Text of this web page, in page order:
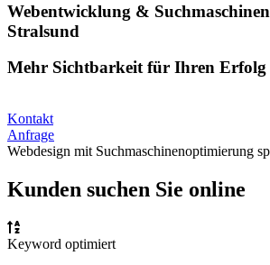
Webentwicklung &
Stralsund
Mehr Sichtbarkeit für Ihren Erfolg
Kontakt
Anfrage
Webdesign mit Suchmaschinenoptimierung
Kunden suchen Sie online
Keyword optimiert